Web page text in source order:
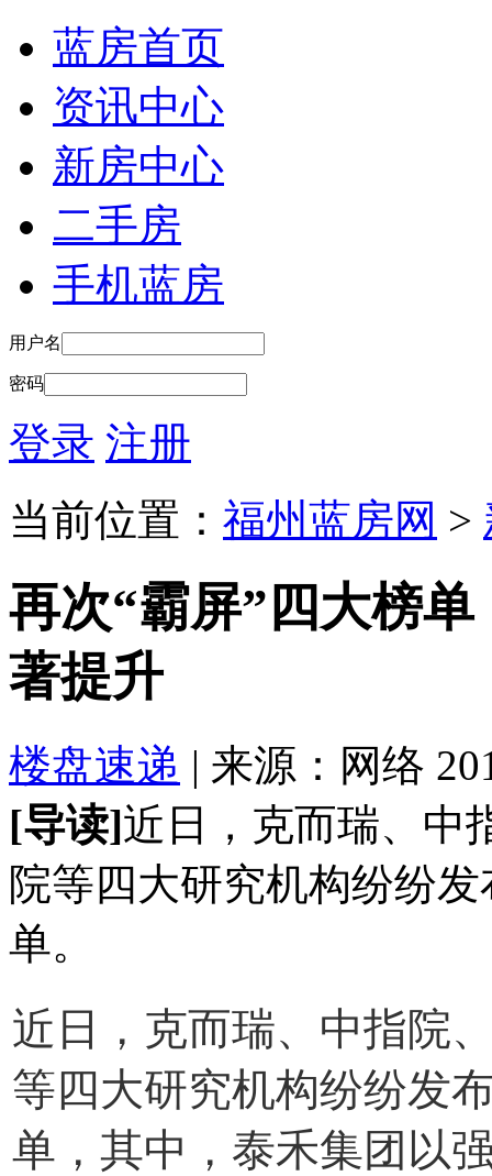
蓝房首页
资讯中心
新房中心
二手房
手机蓝房
用户名
密码
登录 注册
当前位置： 福州蓝房网 >
再次“霸屏”四大榜
著提升
楼盘速递 | 来源：网络
[导读]近日，克而瑞、中
院等四大研究机构纷纷
单。
近日，克而瑞、中指院
等四大研究机构纷纷发
单，其中，泰禾集团以